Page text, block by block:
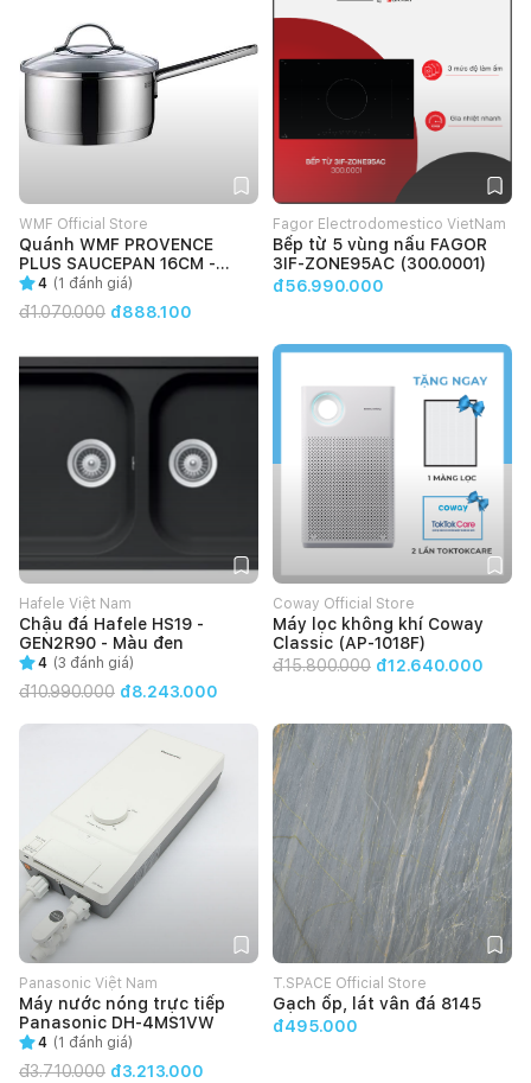
WMF Official Store
Quánh WMF PROVENCE
PLUS SAUCEPAN 16CM -
0724166380
4 (1 đánh giá)
đ1.070.000 đ888.100
Fagor Electrodomestico VietNam
Bếp từ 5 vùng nấu FAGOR
3IF-ZONE95AC (300.0001)
đ56.990.000
Hafele Việt Nam
Chậu đá Hafele HS19 -
GEN2R90 - Màu đen
4 (3 đánh giá)
đ10.990.000 đ8.243.000
Coway Official Store
Máy lọc không khí Coway
Classic (AP-1018F)
đ15.800.000 đ12.640.000
Panasonic Việt Nam
Máy nước nóng trực tiếp
Panasonic DH-4MS1VW
4 (1 đánh giá)
đ3.710.000 đ3.213.000
T.SPACE Official Store
Gạch ốp, lát vân đá 8145
đ495.000